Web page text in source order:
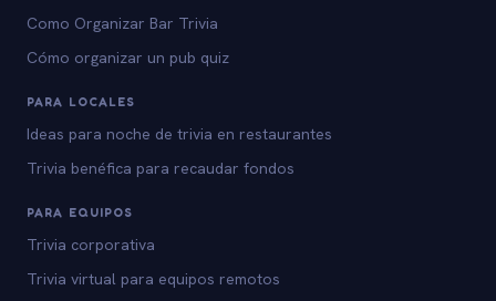
Como Organizar Bar Trivia
Cómo organizar un pub quiz
PARA LOCALES
Ideas para noche de trivia en restaurantes
Trivia benéfica para recaudar fondos
PARA EQUIPOS
Trivia corporativa
Trivia virtual para equipos remotos